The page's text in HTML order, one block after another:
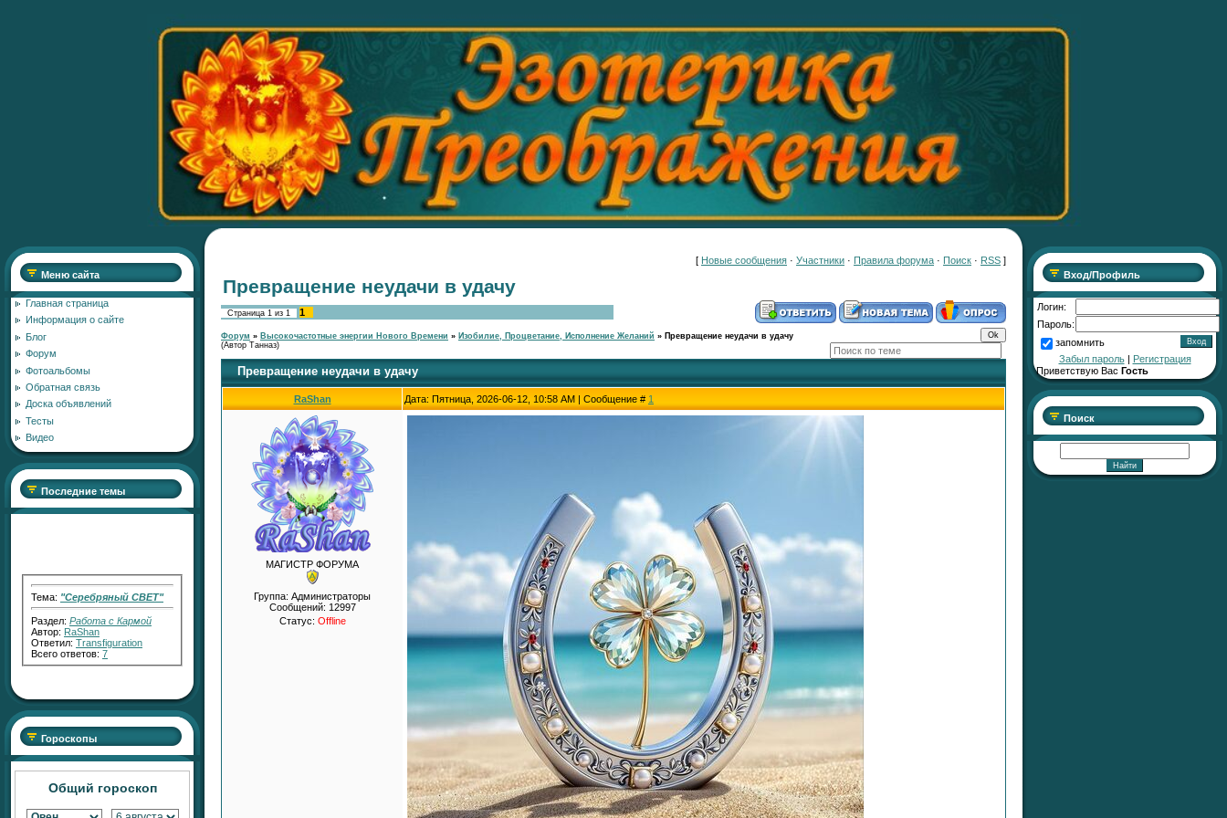
Меню сайта
Главная страница
Информация о сайте
Блог
Форум
Фотоальбомы
Обратная связь
Доска объявлений
Тесты
Видео
Последние темы
Тема:"Серебряный СВЕТ"
Раздел:Работа с Кармой
Автор:RaShan
Ответил:Transfiguration
Всего ответов:7
Тема:АКТИВАТОР
ПЛОДОРОДНЫХ ПРОДАЖ
Раздел:Изобилие,
Процветание, Исполнение
Ответил:RaShan
Всего ответов:
Гороскопы
Общий гороскоп
[ Новые сообщения · Участники · Правила форума · Поиск · RSS ]
Превращение неудачи в удачу
Страница 1 из 1 1
Форум » Высокочастотные энергии Нового Времени » Изобилие, Процветание, Исполнение Желаний » Превращение неудачи в удачу
(Автор Танназ)
Превращение неудачи в удачу
RaShan Дата: Пятница, 2026-06-12, 10:58 AM | Сообщение # 1
МАГИСТР ФОРУМА
Группа: Администраторы
Сообщений: 12997
Статус: Offline
Вход/Профиль
Логин:
Пароль:
запомнить
Забыл пароль| Регистрация
Приветствую Вас Гость
Поиск